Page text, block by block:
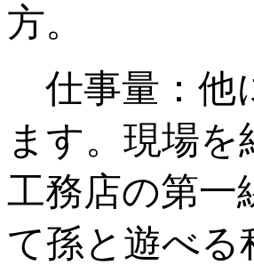
方。
仕事量：他
ます。現場
工務店の第一
て孫と遊べ